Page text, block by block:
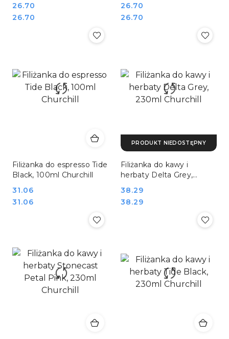
Cena:
26.70
Cena:
26.70
Cena:
26.70
Cena:
26.70
Filiżanka do espresso Tide
Black, 100ml Churchill
Cena:
31.06
Cena:
31.06
Filiżanka do kawy i
herbaty Delta Grey,
Cena:
38.29
Cena:
38.29
PRODUKT NIEDOSTĘPNY